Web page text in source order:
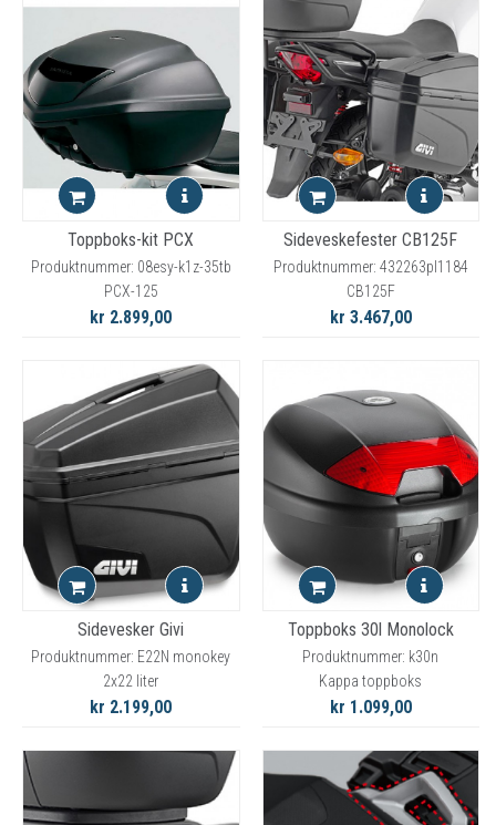
Toppboks-kit PCX
Produktnummer: 08esy-k1z-35tb
PCX-125
kr 2.899,00
Sideveskefester CB125F
Produktnummer: 432263pl1184
CB125F
kr 3.467,00
Sidevesker Givi
Produktnummer: E22N monokey
2x22 liter
kr 2.199,00
Toppboks 30l Monolock
Produktnummer: k30n
Kappa toppboks
kr 1.099,00